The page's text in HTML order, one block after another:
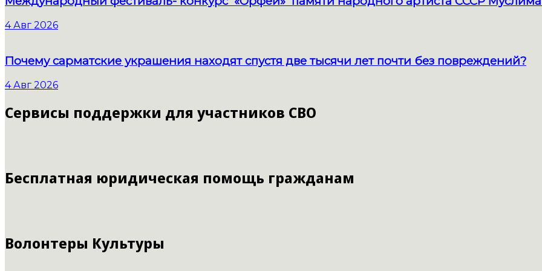
4 Авг 2026
Почему сарматские украшения находят спустя две тысячи лет почти без повреждений?
4 Авг 2026
Сервисы поддержки для участников СВО
Бесплатная юридическая помощь гражданам
Волонтеры Культуры